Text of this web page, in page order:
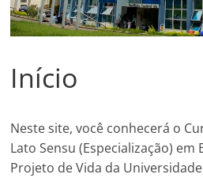
Início
Neste site, você conhecerá o
Lato Sensu (Especialização) em
Projeto de Vida da